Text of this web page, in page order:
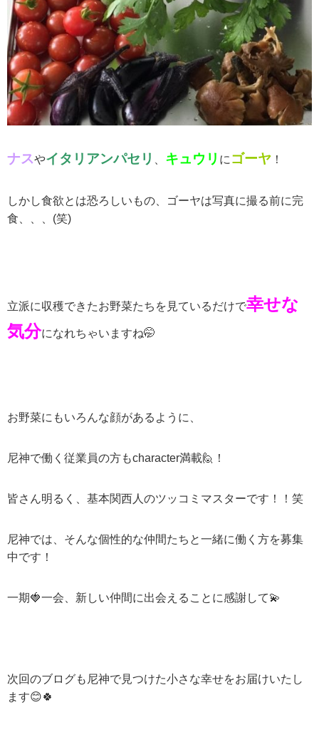
ナスやイタリアンパセリ キュウリ に ゴーヤ ！
しかし食欲とは恐ろしいもの、ゴーヤは写真に撮る前に完
食、、、(笑)
立派に収穫できたお野菜たちを見ているだけで幸せな
気分になれちゃいますね🤭
お野菜にもいろんな顔があるように、
尼神で働く従業員の方もcharacter満載🙋！
皆さん明るく、基本関西人のツッコミマスターです！！笑
尼神では、そんな個性的な仲間たちと一緒に働く方を募集
中です！
一期🍓一会、新しい仲間に出会えることに感謝して💫
次回のブログも尼神で見つけた小さな幸せをお届けいたし
ます😊🍀